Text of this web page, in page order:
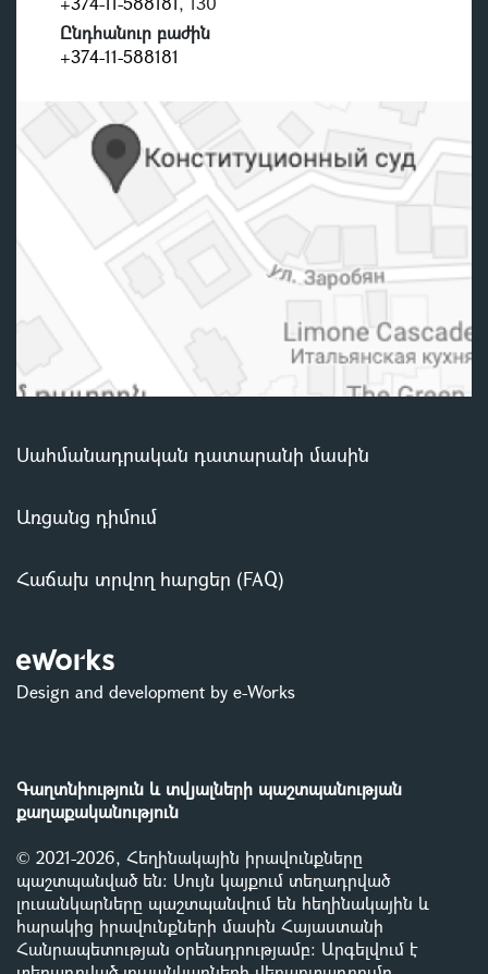
Ընդհանուր բաժին
+374-11-588181
Սահմանադրական դատարանի մասին
Առցանց դիմում
Հաճախ տրվող հարցեր (FAQ)
Design and development by e-Works
Գաղտնիություն և տվյալների պաշտպանության
քաղաքականություն
© 2021-2026, Հեղինակային իրավունքները
պաշտպանված են: Սույն կայքում տեղադրված
լուսանկարները պաշտպանվում են հեղինակային և
հարակից իրավունքների մասին Հայաստանի
Հանրապետության օրենսդրությամբ: Արգելվում է